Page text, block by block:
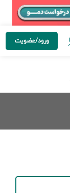
ورود/عضویت